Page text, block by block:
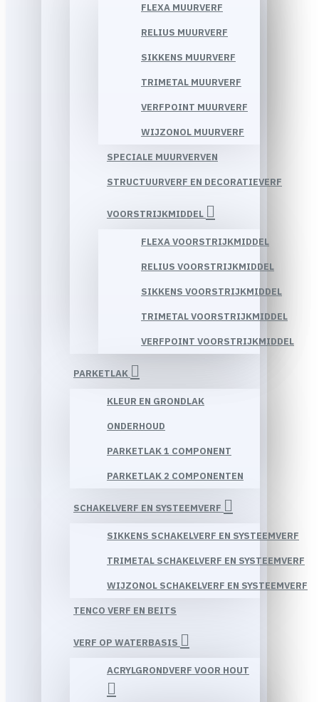
FLEXA MUURVERF
RELIUS MUURVERF
SIKKENS MUURVERF
TRIMETAL MUURVERF
VERFPOINT MUURVERF
WIJZONOL MUURVERF
SPECIALE MUURVERVEN
STRUCTUURVERF EN DECORATIEVERF
VOORSTRIJKMIDDEL
FLEXA VOORSTRIJKMIDDEL
RELIUS VOORSTRIJKMIDDEL
SIKKENS VOORSTRIJKMIDDEL
TRIMETAL VOORSTRIJKMIDDEL
VERFPOINT VOORSTRIJKMIDDEL
PARKETLAK
KLEUR EN GRONDLAK
ONDERHOUD
PARKETLAK 1 COMPONENT
PARKETLAK 2 COMPONENTEN
SCHAKELVERF EN SYSTEEMVERF
SIKKENS SCHAKELVERF EN SYSTEEMVERF
TRIMETAL SCHAKELVERF EN SYSTEEMVERF
WIJZONOL SCHAKELVERF EN SYSTEEMVERF
TENCO VERF EN BEITS
VERF OP WATERBASIS
ACRYLGRONDVERF VOOR HOUT